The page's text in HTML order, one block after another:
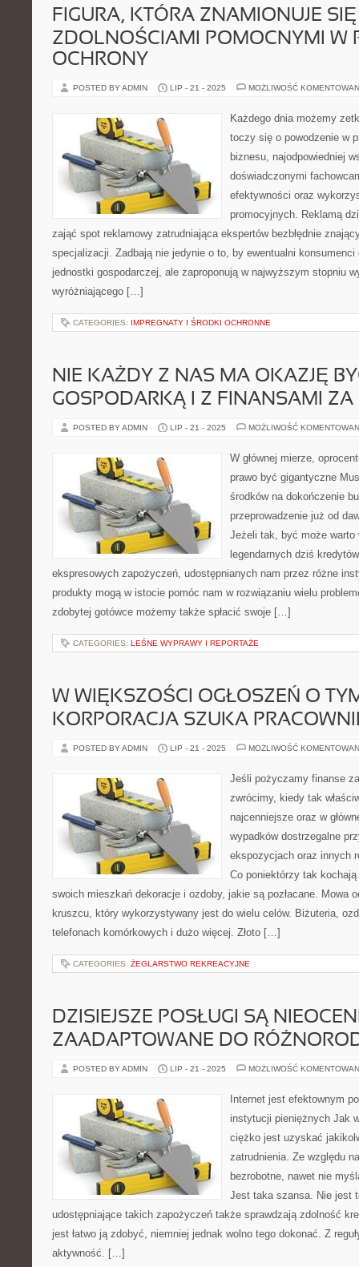
FIGURA, KTÓRA ZNAMIONUJE
ZDOLNOŚCIAMI POMOCNYMI W
OCHRONY
POSTED BY ADMIN LIP - 21 - 2025 MOŻLIWOŚĆ
Każdego dnia możemy
toczy się o powodzenie w
biznesu, najodpowiedniej
doświadczonymi
efektywności oraz
promocyjnych. Reklamą
zająć spot reklamowy zatrudniająca ekspertów bezbłędnie
specjalizacji. Zadbają nie jedynie o to, by ewentualni
jednostki gospodarczej, ale zaproponują w najwyższym stopniu
wyróżniającego […]
CATEGORIES: IMPREGNATY I ŚRODKI OCHRONNE
NIE KAŻDY Z NAS MA OKAZJĘ
GOSPODARKĄ I Z FINANSAMI ZA
POSTED BY ADMIN LIP - 21 - 2025 MOŻLIWOŚĆ
W głównej mierze,
prawo być gigantyczne
środków na dokończenie
przeprowadzenie już od
Jeżeli tak, być może
legendarnych dziś
ekspresowych zapożyczeń, udostępnianych nam przez różne
produkty mogą w istocie pomóc nam w rozwiązaniu wielu
zdobytej gotówce możemy także spłacić swoje […]
CATEGORIES: LEŚNE WYPRAWY I REPORTAŻE
W WIĘKSZOŚCI OGŁOSZEŃ O
KORPORACJA SZUKA
POSTED BY ADMIN LIP - 21 - 2025 MOŻLIWOŚĆ
Jeśli pożyczamy finanse
zwrócimy, kiedy tak
najcenniejsze oraz w
wypadków dostrzegalne
ekspozycjach oraz innych
Co poniektórzy tak
swoich mieszkań dekoracje i ozdoby, jakie są pozłacane. Mowa
kruszcu, który wykorzystywany jest do wielu celów. Biżuteria,
telefonach komórkowych i dużo więcej. Złoto […]
CATEGORIES: ŻEGLARSTWO REKREACYJNE
DZISIEJSZE POSŁUGI SĄ
ZAADAPTOWANE DO
POSTED BY ADMIN LIP - 21 - 2025 MOŻLIWOŚĆ
Internet jest efektownym
instytucji pieniężnych Jak
ciężko jest uzyskać
zatrudnienia. Ze względu
bezrobotne, nawet nie
Jest taka szansa. Nie jest
udostępniające takich zapożyczeń także sprawdzają zdolność
jest łatwo ją zdobyć, niemniej jednak wolno tego dokonać. Z
aktywność. […]